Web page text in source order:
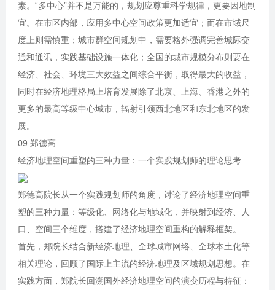
素。“多中心”并不是万能的，规划应尊重科学规律，更要因地制
宜。在市区内部，应用多中心空间政策更加适宜；而在市域尺
度上则需慎重；城市群空间规划中，需要格外强调完善城际交
通和通讯，实践基础设施一体化；全国的城市规模分布则要在
经济、社会、环境三大效益之间综合平衡，取得最大的收益，
同时在经济地理格局上培育发展除了北京、上海、香港之外的
更多的最高等级中心城市，辐射引领西北地区和东北地区的发
展。
09.郑德高
经济地理空间重塑的三种力量：一个实践规划师的理论思考
郑德高院长从一个实践规划师的角度，讨论了经济地理空间重
塑的三种力量：等级化、网络化与地域化，并映射到经济、人
口、空间三个维度，搭建了经济地理空间重构的解释框架。
首先，郑院长结合新经济地理、全球城市网络、全球本土化等
相关理论，回顾了国际上主流的经济地理及区域规划思想。在
实践方面，郑院长回溯国外经济地理空间的演变历程与特征：